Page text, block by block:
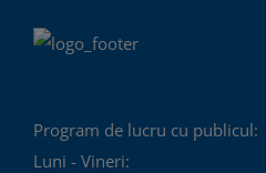
Program de lucru cu publicul:
Luni - Vineri: